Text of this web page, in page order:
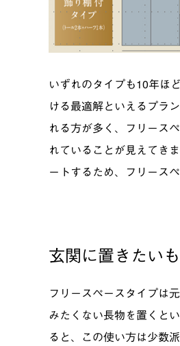
いずれのタイプも10年ほ
ける最適解といえるプラ
れる方が多く、フリース
れていることが見えてき
ートするため、フリース
玄関に置きたい
フリースペースタイプは
みたくない長物を置くと
ると、この使い方は少数